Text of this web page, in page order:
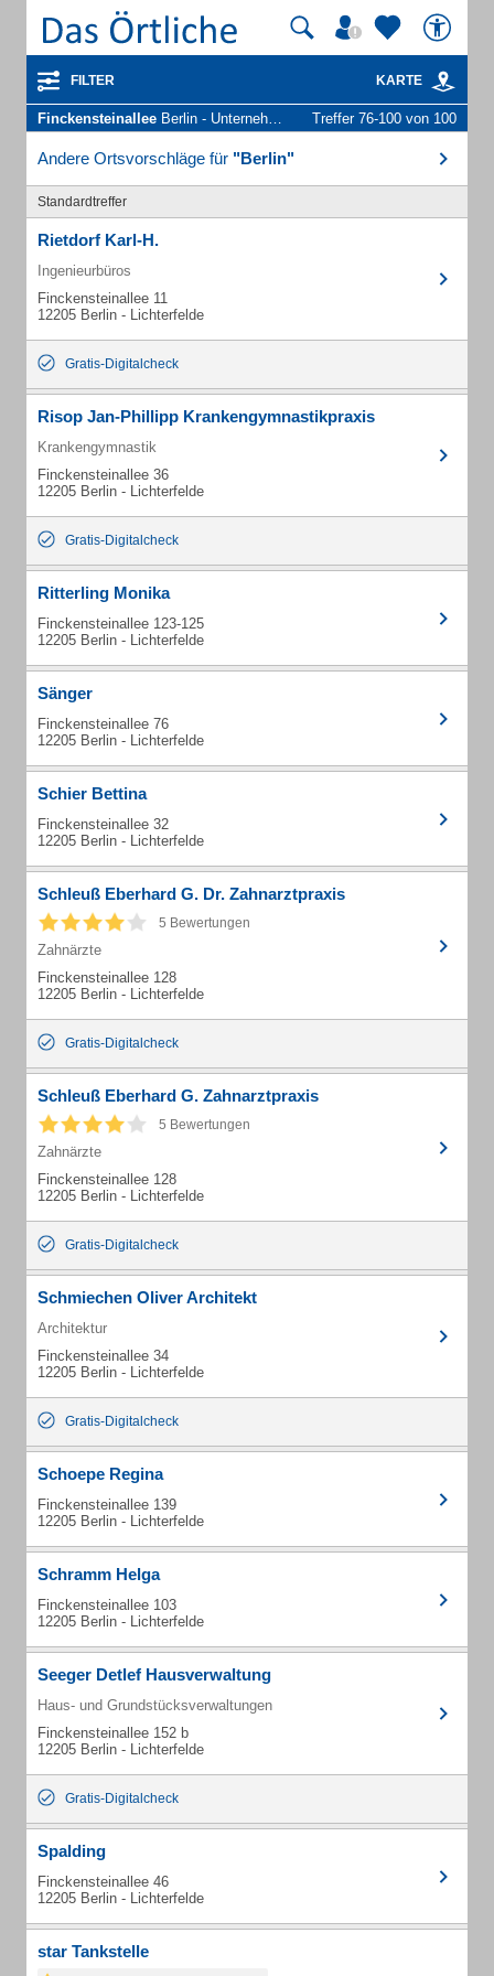
FILTER KARTE
Finckensteinallee Berlin - Unternehmen und Personen Treffer 76-100 von 100
Andere Ortsvorschläge für "Berlin"
Standardtreffer
Rietdorf Karl-H.
Ingenieurbüros
Finckensteinallee 11
12205 Berlin - Lichterfelde
Gratis-Digitalcheck
Risop Jan-Phillipp Krankengymnastikpraxis
Krankengymnastik
Finckensteinallee 36
12205 Berlin - Lichterfelde
Gratis-Digitalcheck
Ritterling Monika
Finckensteinallee 123-125
12205 Berlin - Lichterfelde
Sänger
Finckensteinallee 76
12205 Berlin - Lichterfelde
Schier Bettina
Finckensteinallee 32
12205 Berlin - Lichterfelde
Schleuß Eberhard G. Dr. Zahnarztpraxis
5 Bewertungen
Zahnärzte
Finckensteinallee 128
12205 Berlin - Lichterfelde
Gratis-Digitalcheck
Schleuß Eberhard G. Zahnarztpraxis
5 Bewertungen
Zahnärzte
Finckensteinallee 128
12205 Berlin - Lichterfelde
Gratis-Digitalcheck
Schmiechen Oliver Architekt
Architektur
Finckensteinallee 34
12205 Berlin - Lichterfelde
Gratis-Digitalcheck
Schoepe Regina
Finckensteinallee 139
12205 Berlin - Lichterfelde
Schramm Helga
Finckensteinallee 103
12205 Berlin - Lichterfelde
Seeger Detlef Hausverwaltung
Haus- und Grundstücksverwaltungen
Finckensteinallee 152 b
12205 Berlin - Lichterfelde
Gratis-Digitalcheck
Spalding
Finckensteinallee 46
12205 Berlin - Lichterfelde
star Tankstelle